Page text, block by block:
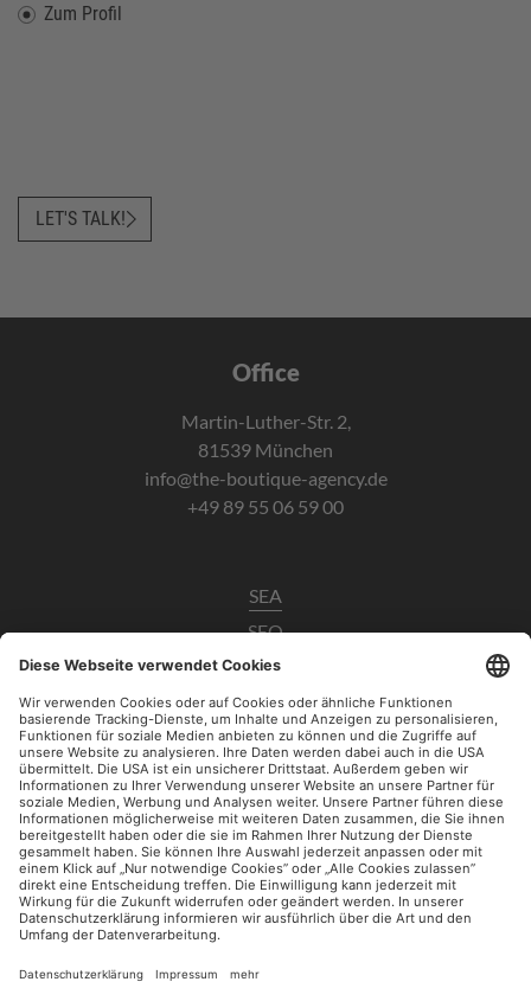
Zum Profil
LET'S TALK!
Office
Martin-Luther-Str. 2,
81539 München
info@the-boutique-agency.de
+49 89 55 06 59 00
SEA
SEO
Data Analytics
UX / CRO
Paid Social